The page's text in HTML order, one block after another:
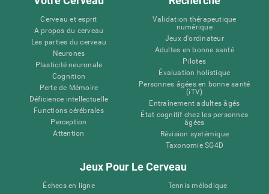
Cerveau et esprit
A propos du cerveau
Les parties du cerveau
Neurones
Plasticité neuronale
Cognition
Perte de Mémoire
Déficience intellectuelle
Functions cérébrales
Perception
Attention
Validation thérapeutique
numérique
Jeux d'ordinateur
Adultes en bonne santé
Pilotes
Évaluation holistique
Personnes âgées en bonne santé
(iTV)
Entraînement adultes âgés
État cognitif chez les personnes
âgées
Révision systémique
Taxonomie SG4D
Jeux Pour Le Cerveau
Échecs en ligne
Tennis mélodique